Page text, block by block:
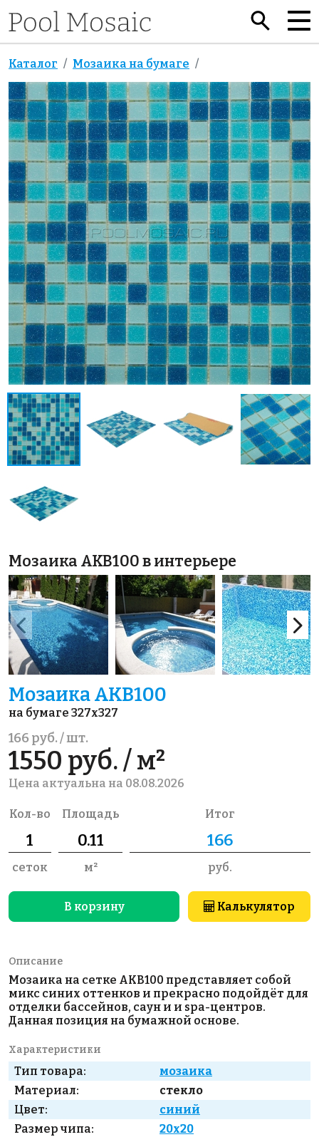
Каталог Мозаика на бумаге
Мозаика AKB100 в интерьере
Мозаика AKB100
на бумаге 327x327
166 руб. / шт.
1550 руб. / м²
Цена актуальна на 08.08.2026
Кол-во
сеток
Площадь
м²
Итог
руб.
В корзину Калькулятор
Описание
Мозаика на сетке AKB100 представляет собой
микс синих оттенков и прекрасно подойдёт для
отделки бассейнов, саун и и spa-центров.
Данная позиция на бумажной основе.
Характеристики
Тип товара:
мозаика
Материал:
стекло
Цвет:
синий
Размер чипа:
20x20